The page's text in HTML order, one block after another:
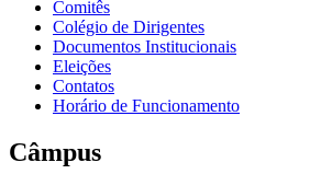
Comitês
Colégio de Dirigentes
Documentos Institucionais
Eleições
Contatos
Horário de Funcionamento
Câmpus